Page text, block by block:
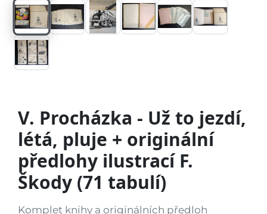
V. Procházka - Už to jezdí,
létá, pluje + originální
předlohy ilustrací F.
Škody (71 tabulí)
Komplet knihy a originálních předloh